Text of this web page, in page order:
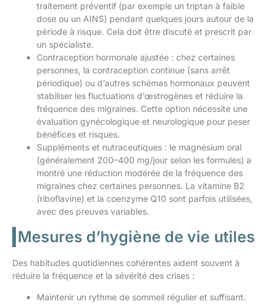
traitement préventif (par exemple un triptan à faible
dose ou un AINS) pendant quelques jours autour de la
période à risque. Cela doit être discuté et prescrit par
un spécialiste.
Contraception hormonale ajustée : chez certaines
personnes, la contraception continue (sans arrêt
périodique) ou d’autres schémas hormonaux peuvent
stabiliser les fluctuations d’œstrogènes et réduire la
fréquence des migraines. Cette option nécessite une
évaluation gynécologique et neurologique pour peser
bénéfices et risques.
Suppléments et nutraceutiques : le magnésium oral
(généralement 200–400 mg/jour selon les formules) a
montré une réduction modérée de la fréquence des
migraines chez certaines personnes. La vitamine B2
(riboflavine) et la coenzyme Q10 sont parfois utilisées,
avec des preuves variables.
Mesures d’hygiène de vie utiles
Des habitudes quotidiennes cohérentes aident souvent à
réduire la fréquence et la sévérité des crises :
Maintenir un rythme de sommeil régulier et suffisant.